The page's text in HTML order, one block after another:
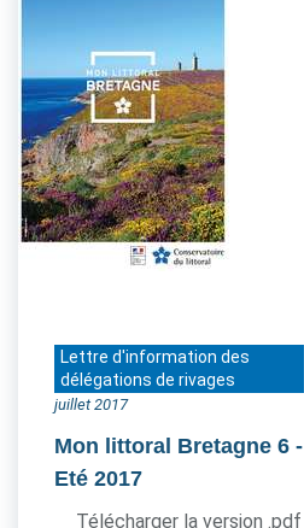
Lettre d'information des
délégations de rivages
juillet 2017
Mon littoral Bretagne 6 -
Eté 2017
Télécharger la version .pdf